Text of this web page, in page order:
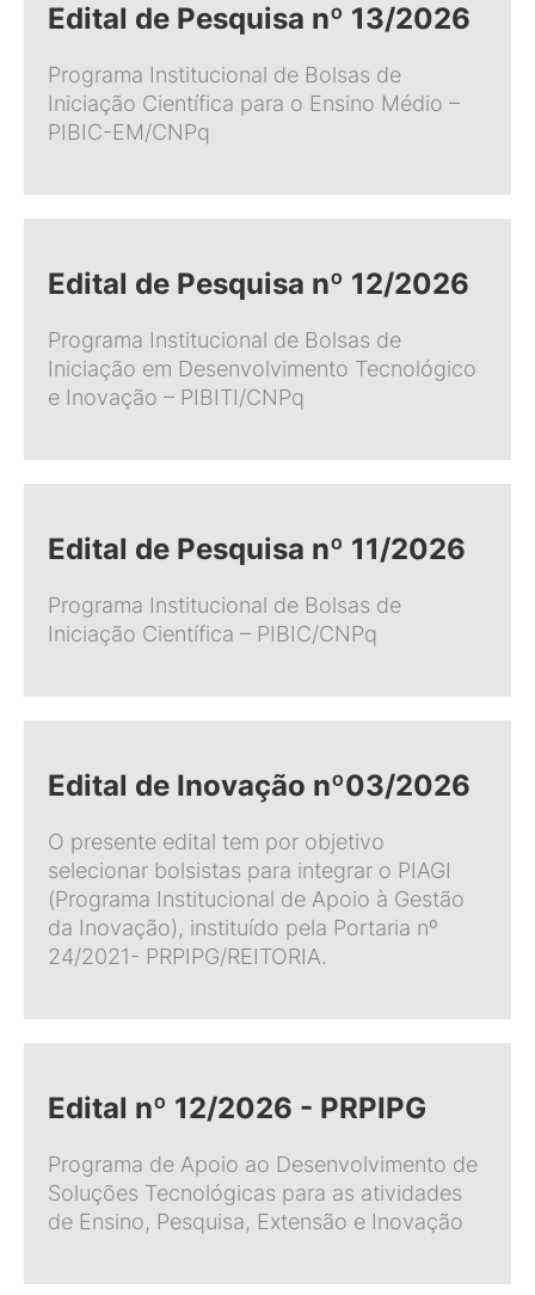
Edital de Pesquisa nº 13/2026
Programa Institucional de Bolsas de
Iniciação Científica para o Ensino Médio –
PIBIC-EM/CNPq
Edital de Pesquisa nº 12/2026
Programa Institucional de Bolsas de
Iniciação em Desenvolvimento Tecnológico
e Inovação – PIBITI/CNPq
Edital de Pesquisa nº 11/2026
Programa Institucional de Bolsas de
Iniciação Científica – PIBIC/CNPq
Edital de Inovação nº03/2026
O presente edital tem por objetivo
selecionar bolsistas para integrar o PIAGI
(Programa Institucional de Apoio à Gestão
da Inovação), instituído pela Portaria nº
24/2021- PRPIPG/REITORIA.
Edital nº 12/2026 - PRPIPG
Programa de Apoio ao Desenvolvimento de
Soluções Tecnológicas para as atividades
de Ensino, Pesquisa, Extensão e Inovação